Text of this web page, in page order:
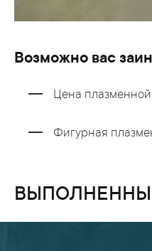
Возможно вас
Цена
Фигурная